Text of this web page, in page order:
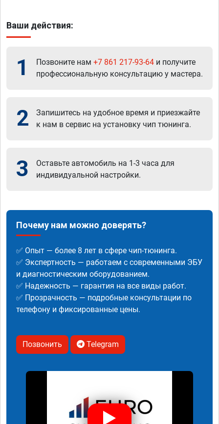
Ваши действия:
1 Позвоните нам +7 861 217-93-64 и получите
профессиональную консультацию у мастера.
2
Запишитесь на удобное время и приезжайте
к нам в сервис на установку чип тюнинга.
3
Оставьте автомобиль на 1-3 часа для
индивидуальной настройки.
Почему нам можно доверять?
✅ Опыт — более 8 лет в сфере чип-тюнинга.
✅ Экспертность — работаем с современными ЭБУ
и диагностическим оборудованием.
✅ Надежность — гарантия на все виды работ.
✅ Прозрачность — подробные консультации по
телефону и фиксированные цены.
Позвонить Telegram